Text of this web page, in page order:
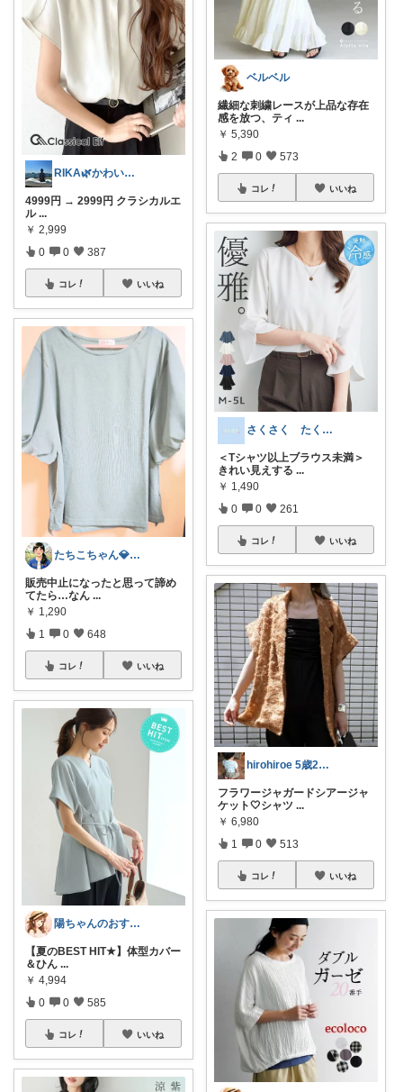
RIKA🌿かわいいを集めました♡
4999円 → 2999円 クラシカルエ
ル ...
￥ 2,999
0 0 387
コレ いいね
たちこちゃん💎🐢 月始めはオリ写中心
​販売中止になったと思って諦め
てたら…なん ...
￥ 1,290
1 0 648
コレ いいね
陽ちゃんのおすすめROOM
【夏のBEST HIT★】体型カバー
＆ひん ...
￥ 4,994
0 0 585
コレ いいね
ベルベル
繊細な刺繍レースが上品な存在
感を放つ、ティ ...
￥ 5,390
2 0 573
コレ いいね
さくさく たくさんの訪問感謝です🙇
＜Tシャツ以上ブラウス未満＞
きれい見えする ...
￥ 1,490
0 0 261
コレ いいね
hirohiroe 5歳2歳👦👧
フラワージャガードシアージャ
ケット🤍シャツ ...
￥ 6,980
1 0 513
コレ いいね